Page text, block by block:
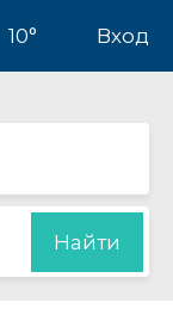
10° Вход
Найти